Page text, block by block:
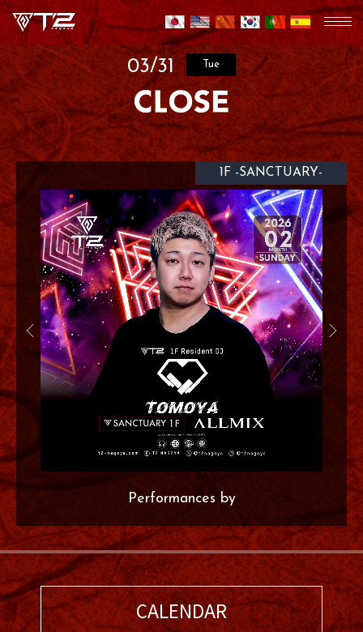
03/31 Tue
1F -SANCTUARY-
Performances by
CALENDAR